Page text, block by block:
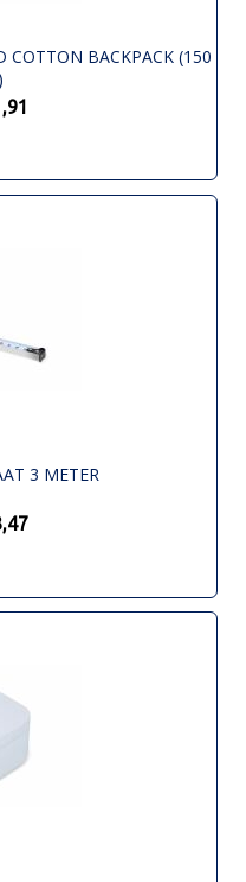
COTTON BACKPACK (150
3 METER